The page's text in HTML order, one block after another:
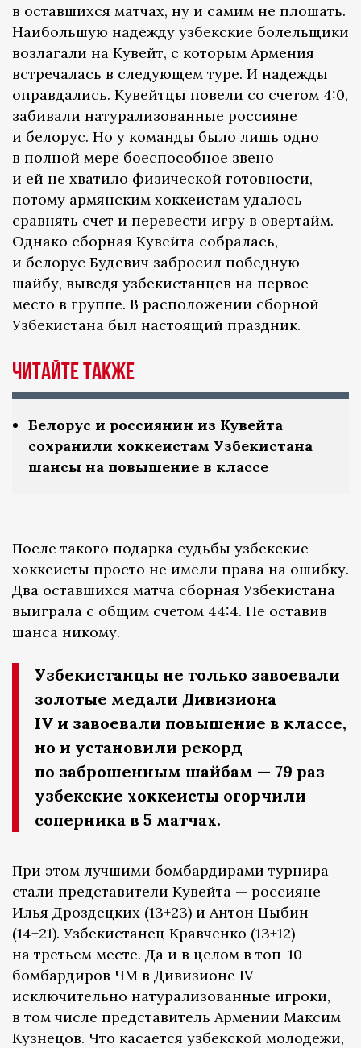
в оставшихся матчах, ну и самим не плошать.
Наибольшую надежду узбекские болельщики
возлагали на Кувейт, с которым Армения
встречалась в следующем туре. И надежды
оправдались. Кувейтцы повели со счетом 4:0,
забивали натурализованные россияне
и белорус. Но у команды было лишь одно
в полной мере боеспособное звено
и ей не хватило физической готовности,
потому армянским хоккеистам удалось
сравнять счет и перевести игру в овертайм.
Однако сборная Кувейта собралась,
и белорус Будевич забросил победную
шайбу, выведя узбекистанцев на первое
место в группе. В расположении сборной
Узбекистана был настоящий праздник.
Читайте также
Белорус и россиянин из Кувейта
сохранили хоккеистам Узбекистана
шансы на повышение в классе
После такого подарка судьбы узбекские
хоккеисты просто не имели права на ошибку.
Два оставшихся матча сборная Узбекистана
выиграла с общим счетом 44:4. Не оставив
шанса никому.
Узбекистанцы не только завоевали
золотые медали Дивизиона
IV и завоевали повышение в классе,
но и установили рекорд
по заброшенным шайбам — 79 раз
узбекские хоккеисты огорчили
соперника в 5 матчах.
При этом лучшими бомбардирами турнира
стали представители Кувейта — россияне
Илья Дроздецких (13+23) и Антон Цыбин
(14+21). Узбекистанец Кравченко (13+12) —
на третьем месте. Да и в целом в топ-10
бомбардиров ЧМ в Дивизионе IV —
исключительно натурализованные игроки,
в том числе представитель Армении Максим
Кузнецов. Что касается узбекской молодежи,